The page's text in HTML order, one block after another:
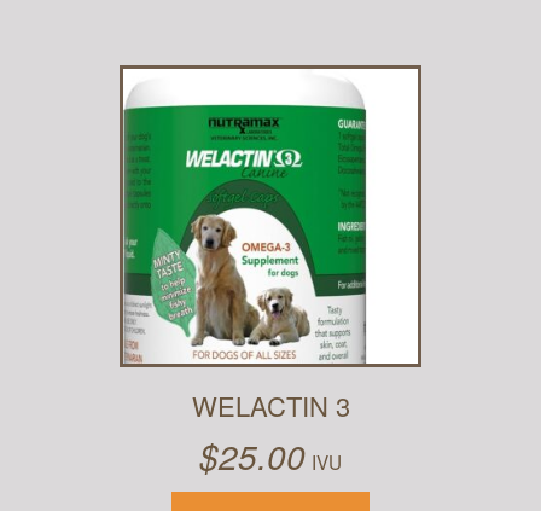
WELACTIN 3
$25.00 IVU